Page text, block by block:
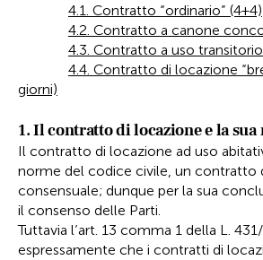
4.1. Contratto “ordinario” (4+4)
4.2. Contratto a canone
4.3. Contratto a uso transitorio
4.4. Contratto di locazione
giorni)
1. Il contratto di locazione e la
Il contratto di locazione ad uso
norme del codice civile, un contratto
consensuale; dunque per la sua
il consenso delle Parti.
Tuttavia l’art. 13 comma 1 della L.
espressamente che i contratti di